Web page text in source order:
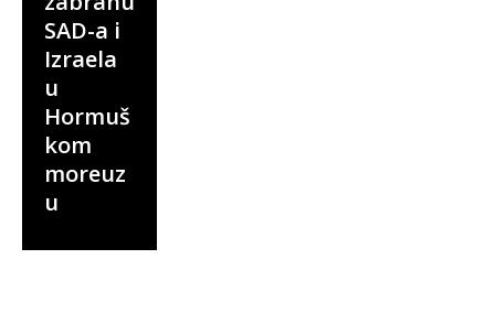
SAD-a i
Izraela
u
Hormuš
kom
moreuz
u